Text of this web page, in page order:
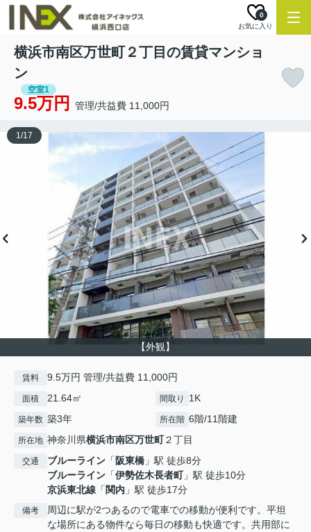
お気に入り
0
横浜市南区万世町２丁目の賃貸マンショ
ン
空室1
9.5万円 管理/共益費 11,000円
【外観】
1/17
賃料 9.5万円 管理/共益費 11,000円
面積 21.64㎡ 間取り 1K
築年数 築3年 所在階 6階/11階建
所在地 神奈川県横浜市南区万世町２丁目
交通 ブルーライン 「 阪東橋 」駅 徒歩8分
ブルーライン 「伊勢佐木長者町」駅 徒歩10分
京浜東北線 「 関内 」駅 徒歩17分
備考
周辺に駅が2つあるので電車での移動が便利です。平坦
な場所にある物件なら毎日の移動も快適です。共用部に